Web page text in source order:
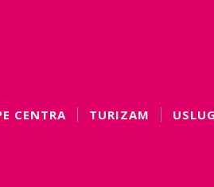
CENTRA TURIZAM